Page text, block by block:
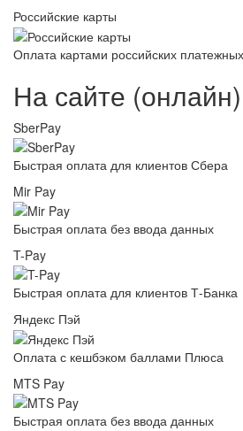
Российские карты
Оплата картами российских
На сайте (онлайн)
SberPay
Быстрая оплата для клиентов Сбера
Mir Pay
Быстрая оплата без ввода данных
T-Pay
Быстрая оплата для клиентов Т-Банка
Яндекс Пэй
Оплата с кешбэком баллами Плюса
MTS Pay
Быстрая оплата без ввода данных